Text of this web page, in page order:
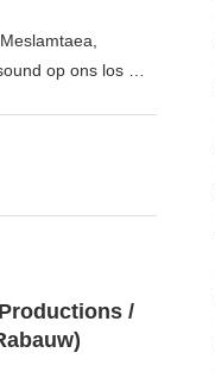
op ons los …
/